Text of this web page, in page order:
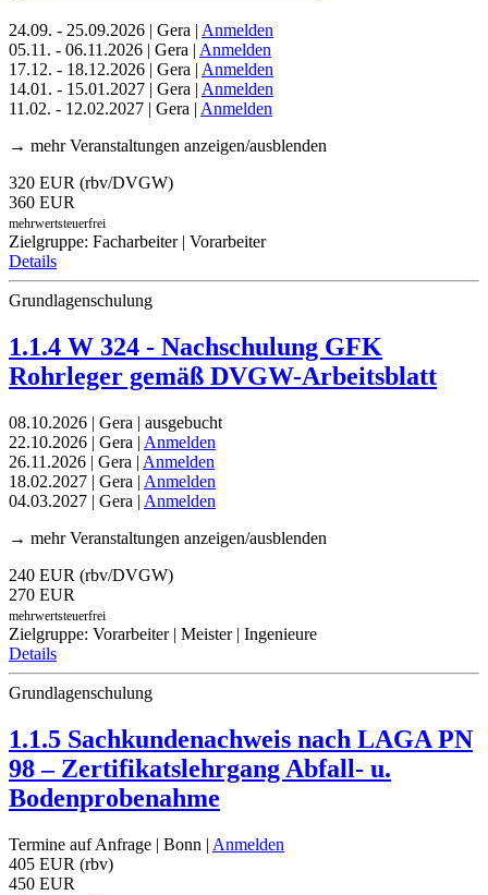
24.09. - 25.09.2026 | Gera | Anmelden
05.11. - 06.11.2026 | Gera | Anmelden
17.12. - 18.12.2026 | Gera | Anmelden
14.01. - 15.01.2027 | Gera | Anmelden
11.02. - 12.02.2027 | Gera | Anmelden
→ mehr Veranstaltungen anzeigen/ausblenden
320 EUR (rbv/DVGW)
360 EUR
mehrwertsteuerfrei
Zielgruppe: Facharbeiter | Vorarbeiter
Details
Grundlagenschulung
1.1.4 W 324 - Nachschulung GFK
Rohrleger gemäß DVGW-Arbeitsblatt
08.10.2026 | Gera | ausgebucht
22.10.2026 | Gera | Anmelden
26.11.2026 | Gera | Anmelden
18.02.2027 | Gera | Anmelden
04.03.2027 | Gera | Anmelden
→ mehr Veranstaltungen anzeigen/ausblenden
240 EUR (rbv/DVGW)
270 EUR
mehrwertsteuerfrei
Zielgruppe: Vorarbeiter | Meister | Ingenieure
Details
Grundlagenschulung
1.1.5 Sachkundenachweis nach LAGA PN
98 – Zertifikatslehrgang Abfall- u.
Bodenprobenahme
Termine auf Anfrage | Bonn | Anmelden
405 EUR (rbv)
450 EUR